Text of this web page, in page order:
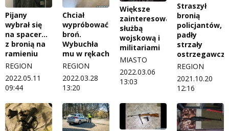
Pijany
wybrał się
na spacer…
z bronią na
ramieniu
REGION
2022.05.11
09:44
Chciał
wypróbować
broń.
Wybuchła
mu w rękach
REGION
2022.03.28
13:20
Większe
zainteresowanie
służbą
wojskową i
militariami
MIASTO
2022.03.06
13:03
Straszył
bronią
policjantów,
padły
strzały
ostrzegawcze
REGION
2021.10.20
12:16